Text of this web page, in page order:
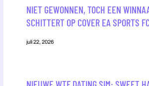
NIET GEWONNEN, TOCH EEN
SCHITTERT OP COVER EA SPORTS
juli 22, 2026